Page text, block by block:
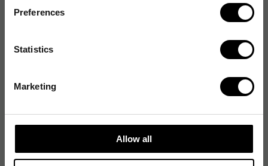
Preferences
Statistics
Marketing
Allow all